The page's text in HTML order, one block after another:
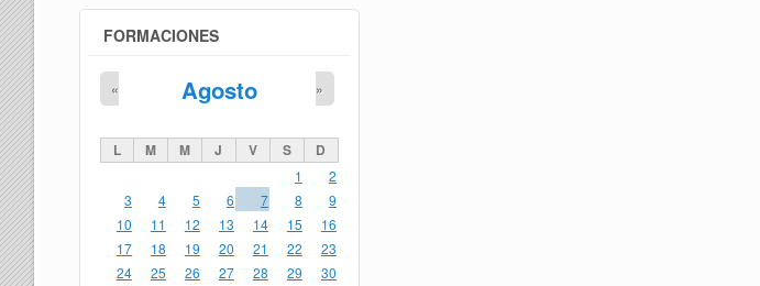
FORMACIONES
Agosto
« »
L M M J V S D
1
2
3
4 5 6 7 8
9
10
11 12 13 14 15
16
17
18 19 20 21 22
23
24
25 26 27 28 29
30